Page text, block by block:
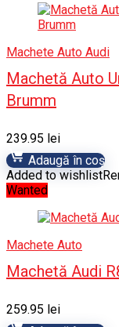
Machete Auto Audi
Machetă Auto
Brumm
239.95 lei
Adaugă în coș
Added to wishlist
Wanted
Machete Auto
Machetă Audi
259.95 lei